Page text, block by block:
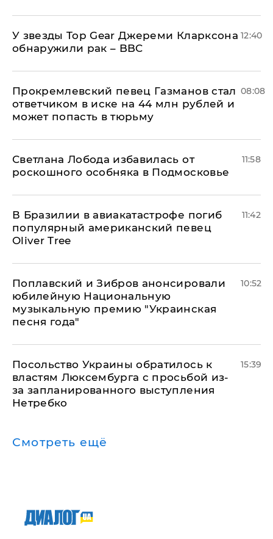
У звезды Top Gear Джереми Кларксона
обнаружили рак – BBC
12:40
Прокремлевский певец Газманов стал
ответчиком в иске на 44 млн рублей и
может попасть в тюрьму
08:08
Светлана Лобода избавилась от
роскошного особняка в Подмосковье
11:58
В Бразилии в авиакатастрофе погиб
популярный американский певец
Oliver Tree
11:42
Поплавский и Зибров анонсировали
юбилейную Национальную
музыкальную премию "Украинская
песня года"
10:52
Посольство Украины обратилось к
властям Люксембурга с просьбой из-
за запланированного выступления
Нетребко
15:39
Смотреть ещё